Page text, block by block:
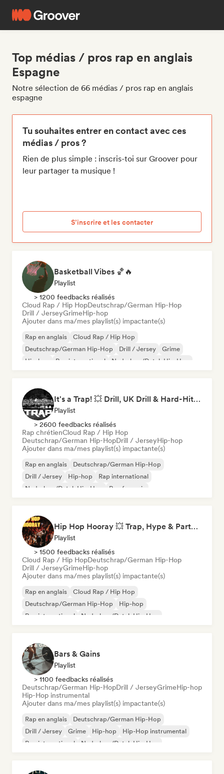
Top médias / pros rap en anglais
Espagne
Notre sélection de 66 médias / pros rap en anglais
espagne
Tu souhaites entrer en contact avec ces
médias / pros ?
Rien de plus simple : inscris-toi sur Groover pour
leur partager ta musique !
S’inscrire et les contacter
Basketball Vibes 🏀🔥
Playlist
> 1200 feedbacks réalisés
Cloud Rap / Hip HopDeutschrap/German Hip-Hop
Drill / JerseyGrimeHip-hop
Ajouter dans ma/mes playlist(s) impactante(s)
Rap en anglais
Cloud Rap / Hip Hop
Deutschrap/German Hip-Hop
Drill / Jersey
Grime
Hip-hop
Rap international Nederhop/Dutch Hip-Hop
It's a Trap! 💥 Drill, UK Drill & Hard-Hitting Trap
Playlist
> 2600 feedbacks réalisés
Rap chrétienCloud Rap / Hip Hop
Deutschrap/German Hip-HopDrill / JerseyHip-hop
Ajouter dans ma/mes playlist(s) impactante(s)
Rap en anglais
Deutschrap/German Hip-Hop
Drill / Jersey
Hip-hop
Rap international
Nederhop/Dutch Hip-Hop
Rap francais
Hip Hop Hooray 💥 Trap, Hype & Party Rap Bangers
Playlist
> 1500 feedbacks réalisés
Cloud Rap / Hip HopDeutschrap/German Hip-Hop
Drill / JerseyGrimeHip-hop
Ajouter dans ma/mes playlist(s) impactante(s)
Rap en anglais
Cloud Rap / Hip Hop
Deutschrap/German Hip-Hop
Hip-hop
Rap international
Nederhop/Dutch Hip-Hop
Bars & Gains
Playlist
> 1100 feedbacks réalisés
Deutschrap/German Hip-HopDrill / JerseyGrimeHip-hop
Hip-Hop instrumental
Ajouter dans ma/mes playlist(s) impactante(s)
Rap en anglais
Deutschrap/German Hip-Hop
Drill / Jersey
Grime Hip-hop
Hip-Hop instrumental
Rap international
Nederhop/Dutch Hip-Hop